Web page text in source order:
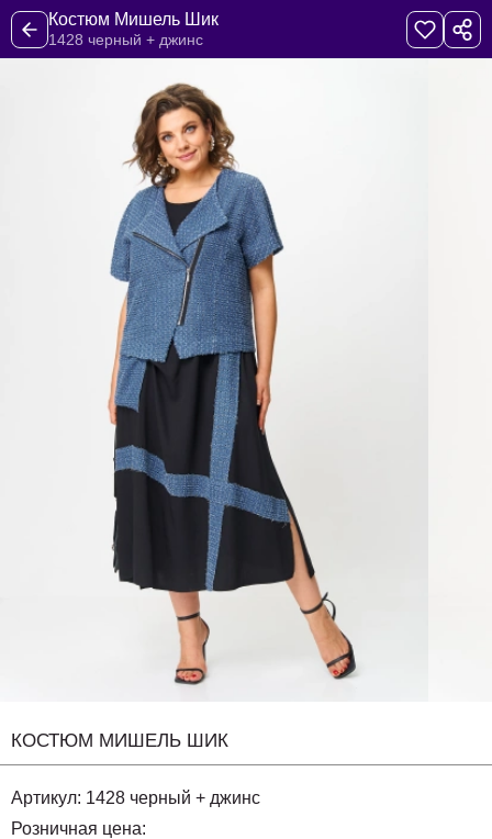
Костюм Мишель Шик
1428 черный + джинс
КОСТЮМ МИШЕЛЬ ШИК
Артикул: 1428 черный + джинс
Розничная цена: